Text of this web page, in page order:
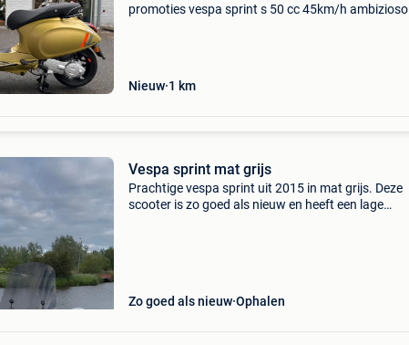
promoties vespa sprint s 50 cc 45km/h ambizioso
Nieuw 1 km
Vespa sprint mat grijs
Prachtige vespa sprint uit 2015 in mat grijs. Deze
scooter is zo goed als nieuw en heeft een lage
Zo goed als nieuw Ophalen